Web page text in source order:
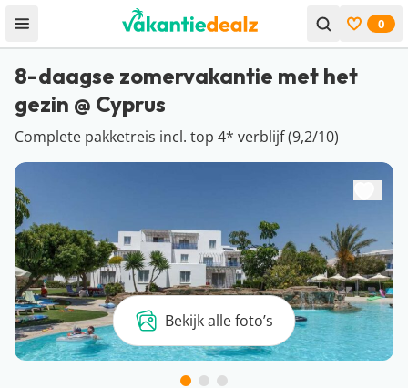
Open menu Bekijk
0
8-daagse zomervakantie met het
gezin @ Cyprus
Complete pakketreis incl. top 4* verblijf (9,2/10)
Bekijk alle foto’s